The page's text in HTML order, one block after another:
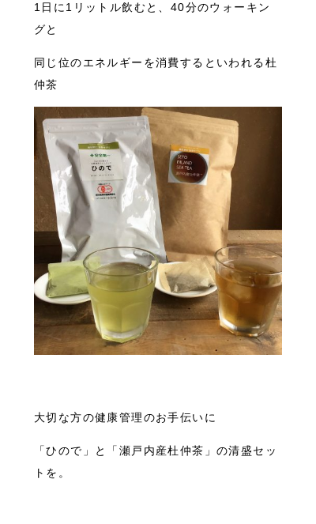
1日に1リットル飲むと、40分のウォーキン
グと
同じ位のエネルギーを消費するといわれる杜
仲茶
大切な方の健康管理のお手伝いに
「ひので」と「瀬戸内産杜仲茶」の清盛セッ
トを。